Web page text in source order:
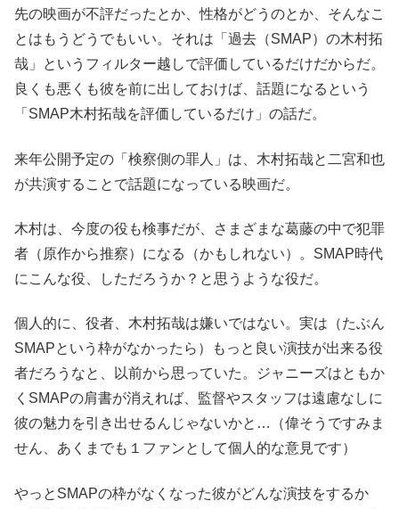
先の映画が不評だったとか、性格がどうのとか、そんなこ
とはもうどうでもいい。それは「過去（SMAP）の木村拓
哉」というフィルター越しで評価しているだけだからだ。
良くも悪くも彼を前に出しておけば、話題になるという
「SMAP木村拓哉を評価しているだけ」の話だ。
来年公開予定の「検察側の罪人」は、木村拓哉と二宮和也
が共演することで話題になっている映画だ。
木村は、今度の役も検事だが、さまざまな葛藤の中で犯罪
者（原作から推察）になる（かもしれない）。SMAP時代
にこんな役、しただろうか？と思うような役だ。
個人的に、役者、木村拓哉は嫌いではない。実は（たぶん
SMAPという枠がなかったら）もっと良い演技が出来る役
者だろうなと、以前から思っていた。ジャニーズはともか
くSMAPの肩書が消えれば、監督やスタッフは遠慮なしに
彼の魅力を引き出せるんじゃないかと…（偉そうですみま
せん、あくまでも１ファンとして個人的な意見です）
やっとSMAPの枠がなくなった彼がどんな演技をするか